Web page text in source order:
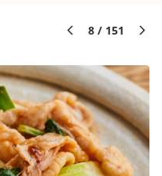
8 / 151